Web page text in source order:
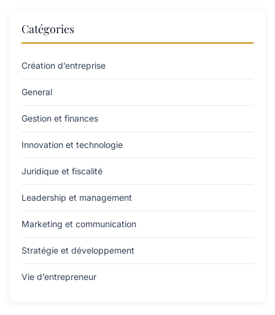
Catégories
Création d’entreprise
General
Gestion et finances
Innovation et technologie
Juridique et fiscalité
Leadership et management
Marketing et communication
Stratégie et développement
Vie d’entrepreneur